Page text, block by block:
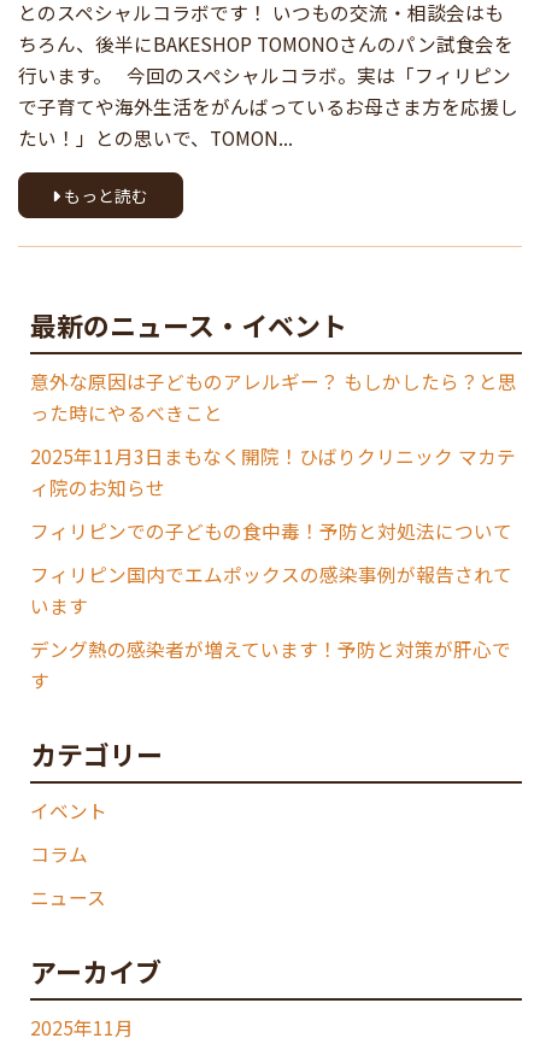
とのスペシャルコラボです！ いつもの交流・相談会はも
ちろん、後半にBAKESHOP TOMONOさんのパン試食会を
行います。 今回のスペシャルコラボ。実は「フィリピン
で子育てや海外生活をがんばっているお母さま方を応援し
たい！」との思いで、TOMON...
もっと読む
最新のニュース・イベント
意外な原因は子どものアレルギー？ もしかしたら？と思
った時にやるべきこと
2025年11月3日まもなく開院！ひばりクリニック マカテ
ィ院のお知らせ
フィリピンでの子どもの食中毒！予防と対処法について
フィリピン国内でエムポックスの感染事例が報告されて
います
デング熱の感染者が増えています！予防と対策が肝心で
す
カテゴリー
イベント
コラム
ニュース
アーカイブ
2025年11月